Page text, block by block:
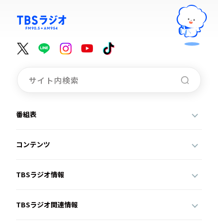
番組表
コンテンツ
TBSラジオ情報
TBSラジオ関連情報